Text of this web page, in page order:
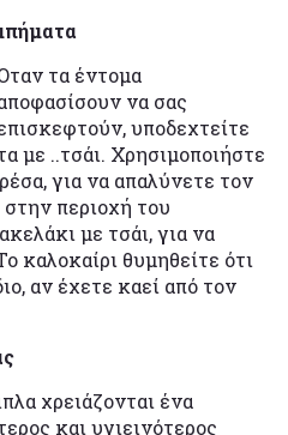
τα έντομα
να σας
υποδεχτείτε
με ..τσάι. Χρησιμοποιήστε
για να απαλύνετε τον
περιοχή του
με τσάι, για να
καλοκαίρι θυμηθείτε ότι
αν έχετε καεί από τον
χρειάζονται ένα
και υγιεινότερος